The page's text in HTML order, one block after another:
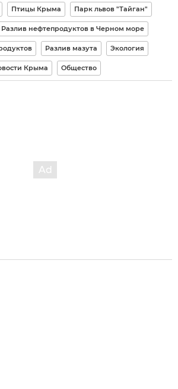
Птицы Крыма Парк львов "Тайган"
Разлив нефтепродуктов в Черном море
Разлив мазута Экология
Крыма Общество